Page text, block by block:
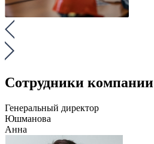
Сотрудники компании
Генеральный директор
Юшманова
Анна